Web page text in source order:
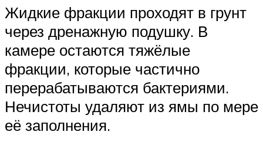
Жидкие фракции проходят в грунт
через дренажную подушку. В
камере остаются тяжёлые
фракции, которые частично
перерабатываются бактериями.
Нечистоты удаляют из ямы по мере
её заполнения.